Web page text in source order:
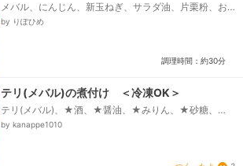
メバル、にんじん、新玉ねぎ、サラダ油、片栗粉、お
酢、しょうゆ、砂糖
by りぽひめ
調理時間：約30分
テリ(メバル)の煮付け ＜冷凍OK＞
テリ(メバル)、★酒、★醤油、★みりん、★砂糖、★
水、★しょうが
by kanappe1010